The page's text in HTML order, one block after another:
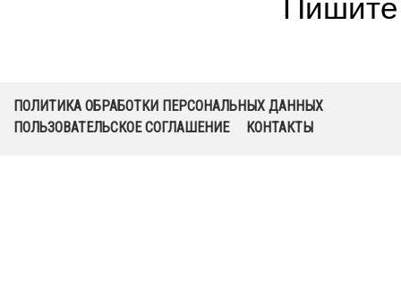
ПОЛИТИКА ОБРАБОТКИ ПЕРСОНАЛЬНЫХ ДАННЫХ
ПОЛЬЗОВАТЕЛЬСКОЕ СОГЛАШЕНИЕ
КОНТАКТЫ